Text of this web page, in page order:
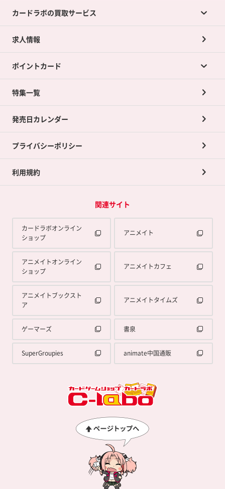
カードラボの買取サービス
カードラボの買取サービスTOP
店舗買取について
ネット買取について
買取承諾書について
求人情報
ポイントカード
ポイントカードTOP
ポイント交換景品
特集一覧
発売日カレンダー
プライバシーポリシー
利用規約
関連サイト
カードラボオンライン
ショップ
アニメイト
アニメイトオンライン
ショップ
アニメイトカフェ
アニメイトブックスト
ア
アニメイトタイムズ
ゲーマーズ 書泉
SuperGroupies animate中国通販